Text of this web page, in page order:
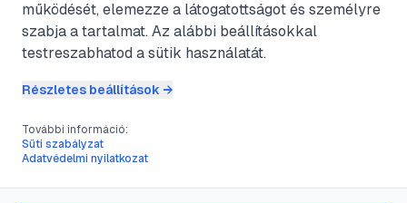
A természet lágy
ölén
Magyarország elsősorban
működését, elemezze a látogatottságot és személyre
szabja a tartalmat. Az alábbi beállításokkal
testreszabhatod a sütik használatát.
Részletes beállítások →
További információ:
Süti szabályzat
Adatvédelmi nyilatkozat